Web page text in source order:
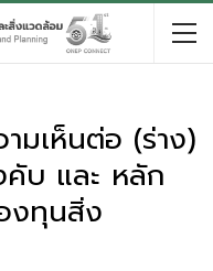
มเห็นต่อ (ร่าง)
คับ และ หลัก
งทุนสิ่ง